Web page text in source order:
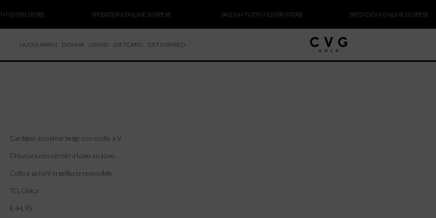
STORE SPEDIZIONI ONLINE SOSPESE SALDI IN TUTTI I NOSTRI STORE SPEDIZIONI ONLINE SOSPESE
NUOVI ARRIVI DONNA UOMO GIFTCARD GET INSPIRED
ARRIVI
Cardigan a costine beige con scollo a V.
Chiusura con cerniera tono su tono.
Collo e polsini in pelliccia removibile.
TG. Unica
€ 44,95